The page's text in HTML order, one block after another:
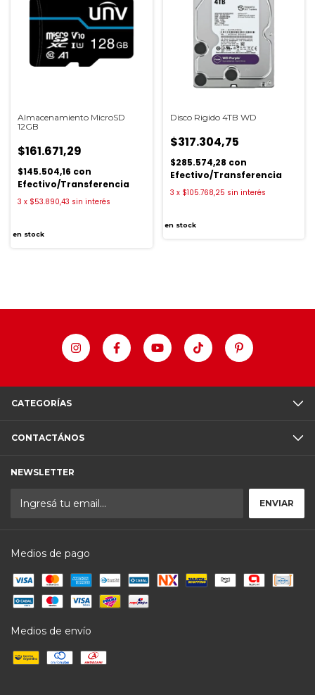
Almacenamiento MicroSD
12GB
$161.671,29
$145.504,16 con
Efectivo/Transferencia
3 x $53.890,43 sin interés
en stock
Disco Rigido 4TB WD
$317.304,75
$285.574,28 con
Efectivo/Transferencia
3 x $105.768,25 sin interés
en stock
CATEGORÍAS
CONTACTÁNOS
NEWSLETTER
Medios de pago
Medios de envío